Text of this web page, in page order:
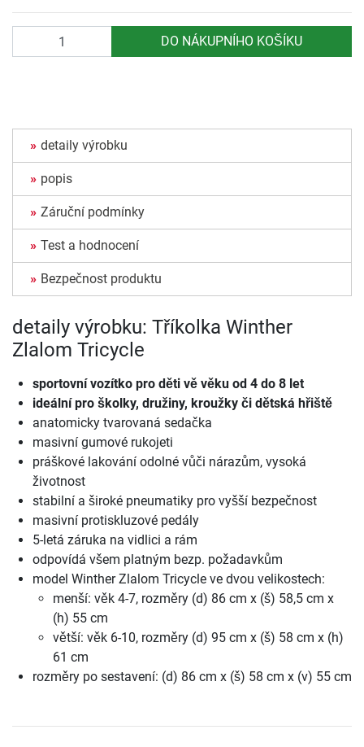
DO NÁKUPNÍHO KOŠÍKU
detaily výrobku
popis
Záruční podmínky
Test a hodnocení
Bezpečnost produktu
detaily výrobku: Tříkolka Winther
Zlalom Tricycle
sportovní vozítko pro děti vě věku od 4 do 8 let
ideální pro školky, družiny, kroužky či dětská hřiště
anatomicky tvarovaná sedačka
masivní gumové rukojeti
práškové lakování odolné vůči nárazům, vysoká
životnost
stabilní a široké pneumatiky pro vyšší bezpečnost
masivní protiskluzové pedály
5-letá záruka na vidlici a rám
odpovídá všem platným bezp. požadavkům
model Winther Zlalom Tricycle ve dvou velikostech:
menší: věk 4-7, rozměry (d) 86 cm x (š) 58,5 cm x
(h) 55 cm
větší: věk 6-10, rozměry (d) 95 cm x (š) 58 cm x (h)
61 cm
rozměry po sestavení: (d) 86 cm x (š) 58 cm x (v) 55 cm